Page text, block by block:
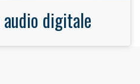
digitale